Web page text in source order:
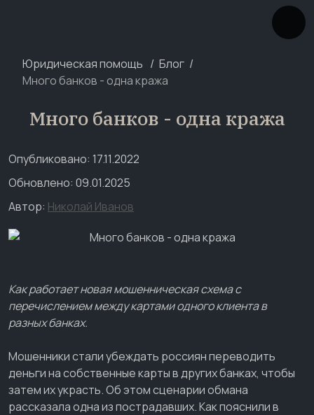
Юридическая помощь
Блог
Много банков - одна кража
Много банков - одна кража
Опубликовано: 17.11.2022
Обновлено: 09.01.2025
Автор: Николай Иванов
Как работает новая мошенническая схема с
перечислением между картами одного клиента в
разных банках.
Мошенники стали убеждать россиян переводить
деньги на собственные карты в других банках, чтобы
затем их украсть. Об этом сценарии обмана
рассказала одна из пострадавших. Как пояснили в